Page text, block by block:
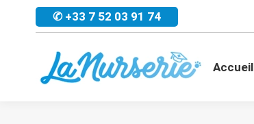
✆ +33 7 52 03 91 74
Accueil